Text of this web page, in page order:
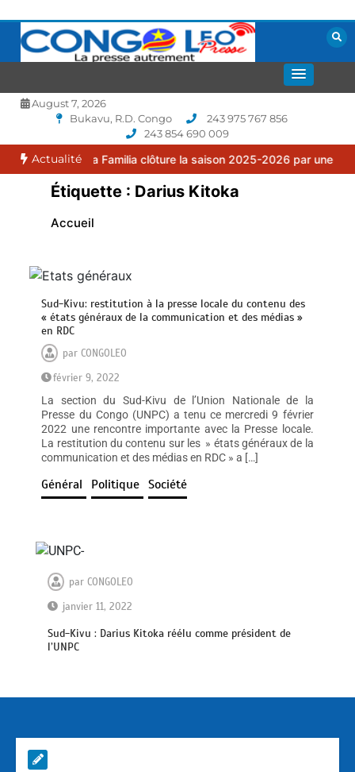
contenu
CONGOLEO
August 7, 2026
Bukavu, R.D. Congo
243 975 767 856
243 854 690 009
Actualité
FC Puma Familia clôture la saison 2025-2026 par une
Étiquette : Darius Kitoka
Accueil
Sud-Kivu: restitution à la presse locale du contenu des
« états généraux de la communication et des médias »
en RDC
parCONGOLEO
février 9, 2022
La section du Sud-Kivu de l’Union Nationale de la
Presse du Congo (UNPC) a tenu ce mercredi 9 février
2022 une rencontre importante avec la Presse locale.
La restitution du contenu sur les » états généraux de la
communication et des médias en RDC » a […]
Général Politique Société
parCONGOLEO
janvier 11, 2022
Sud-Kivu : Darius Kitoka réélu comme président de
l’UNPC